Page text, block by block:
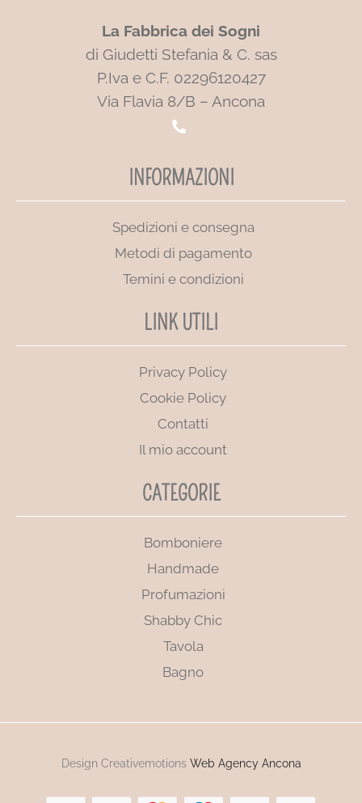
La Fabbrica dei Sogni
di Giudetti Stefania & C. sas
P.Iva e C.F. 02296120427
Via Flavia 8/B – Ancona
INFORMAZIONI
Spedizioni e consegna
Metodi di pagamento
Temini e condizioni
LINK UTILI
Privacy Policy
Cookie Policy
Contatti
Il mio account
CATEGORIE
Bomboniere
Handmade
Profumazioni
Shabby Chic
Tavola
Bagno
Design Creativemotions Web Agency Ancona